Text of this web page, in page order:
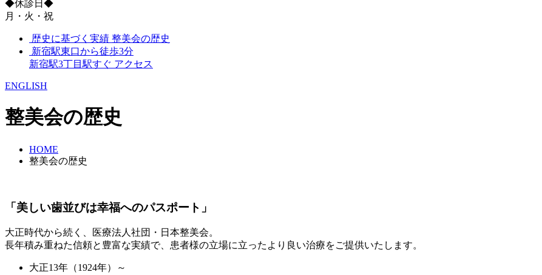
◆休診日◆
月・火・祝
歴史に基づく実績 整美会の歴史
新宿駅東口から徒歩3分
新宿駅3丁目駅すぐ アクセス
ENGLISH
整美会の歴史
HOME
整美会の歴史
「美しい歯並びは幸福へのパスポート」
大正時代から続く、医療法人社団・日本整美会。
長年積み重ねた信頼と豊富な実績で、患者様の立場に立ったより良い治療をご提供いたします。
大正13年（1924年）～